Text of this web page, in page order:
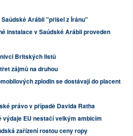
Arábii "přišel z Íránu"
instalace v Saúdské Arábii proveden
Britských listů
zájmů na druhou
zplodin se dostávají do placent
právo v případě Davida Ratha
výdaje EU nestačí velkým ambicím
zařízení rostou ceny ropy